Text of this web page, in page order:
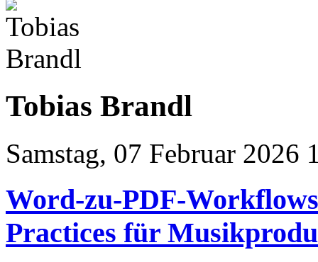
Tobias Brandl
Samstag, 07 Februar 2026
Word-zu-PDF-
Practices für